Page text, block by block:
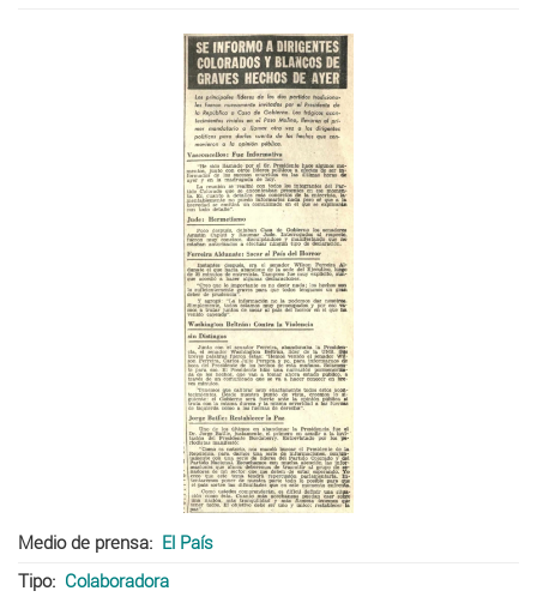
Medio de prensa
El País
Tipo
Colaboradora